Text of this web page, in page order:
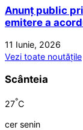
Anunț public
emitere a
11 Iunie, 2026
Vezi toate noutățile
Scânteia
27°C
cer senin